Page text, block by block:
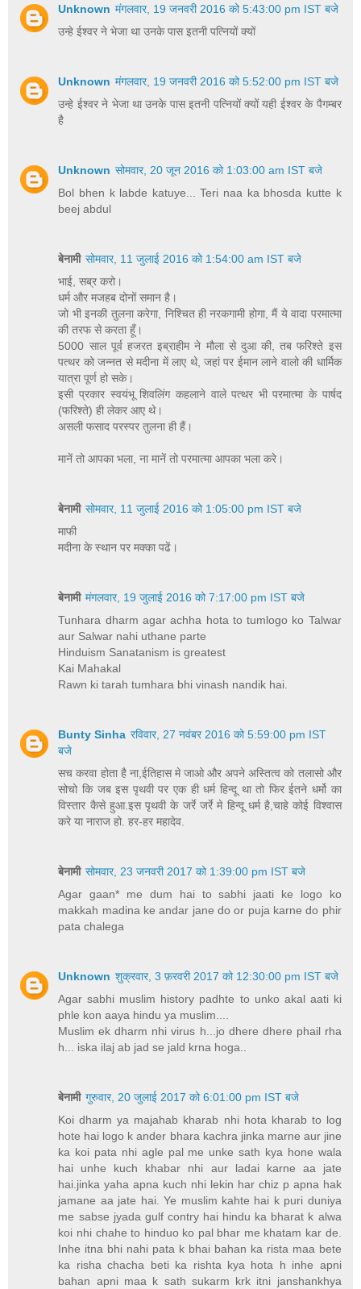
Unknown मंगलवार, 19 जनवरी 2016 को 5:43:00 pm IST बजे
उन्हे ईश्वर ने भेजा था उनके पास इतनी पत्नियों क्यों
Unknown मंगलवार, 19 जनवरी 2016 को 5:52:00 pm IST बजे
उन्हे ईश्वर ने भेजा था उनके पास इतनी पत्नियों क्यों यही ईश्वर के पैगम्बर
है
Unknown सोमवार, 20 जून 2016 को 1:03:00 am IST बजे
Bol bhen k labde katuye... Teri naa ka bhosda kutte k
beej abdul
बेनामी सोमवार, 11 जुलाई 2016 को 1:54:00 am IST बजे
भाई, सब्र करो।
धर्म और मजहब दोनों समान है।
जो भी इनकी तुलना करेगा, निश्चित ही नरकगामी होगा, मैं ये वादा परमात्मा
की तरफ से करता हूँ।
5000 साल पूर्व हजरत इब्राहीम ने मौला से दुआ की, तब फरिश्ते इस
पत्थर को जन्नत से मदीना में लाए थे, जहां पर ईमान लाने वालो की धार्मिक
यात्रा पूर्ण हो सके।
इसी प्रकार स्वयंभू शिवलिंग कहलाने वाले पत्थर भी परमात्मा के पार्षद
(फरिश्ते) ही लेकर आए थे।
असली फसाद परस्पर तुलना ही हैं।
मानें तो आपका भला, ना मानें तो परमात्मा आपका भला करे।
बेनामी सोमवार, 11 जुलाई 2016 को 1:05:00 pm IST बजे
माफी
मदीना के स्थान पर मक्का पढें।
बेनामी मंगलवार, 19 जुलाई 2016 को 7:17:00 pm IST बजे
Tunhara dharm agar achha hota to tumlogo ko Talwar
aur Salwar nahi uthane parte
Hinduism Sanatanism is greatest
Kai Mahakal
Rawn ki tarah tumhara bhi vinash nandik hai.
Bunty Sinha रविवार, 27 नवंबर 2016 को 5:59:00 pm IST
बजे
सच करवा होता है ना,ईतिहास मे जाओ और अपने अस्तित्व को तलासो और
सोचो कि जब इस पृथवी पर एक ही धर्म हिन्दू था तो फिर ईतने धर्मो का
विस्तार कैसे हुआ.इस पृथवी के जर्रे जर्रे मे हिन्दू धर्म है,चाहे कोई विश्वास
करे या नाराज हो. हर-हर महादेव.
बेनामी सोमवार, 23 जनवरी 2017 को 1:39:00 pm IST बजे
Agar gaan* me dum hai to sabhi jaati ke logo ko
makkah madina ke andar jane do or puja karne do phir
pata chalega
Unknown शुक्रवार, 3 फ़रवरी 2017 को 12:30:00 pm IST बजे
Agar sabhi muslim history padhte to unko akal aati ki
phle kon aaya hindu ya muslim....
Muslim ek dharm nhi virus h...jo dhere dhere phail rha
h... iska ilaj ab jad se jald krna hoga..
बेनामी गुरुवार, 20 जुलाई 2017 को 6:01:00 pm IST बजे
Koi dharm ya majahab kharab nhi hota kharab to log
hote hai logo k ander bhara kachra jinka marne aur jine
ka koi pata nhi agle pal me unke sath kya hone wala
hai unhe kuch khabar nhi aur ladai karne aa jate
hai.jinka yaha apna kuch nhi lekin har chiz p apna hak
jamane aa jate hai. Ye muslim kahte hai k puri duniya
me sabse jyada gulf contry hai hindu ka bharat k alwa
koi nhi chahe to hinduo ko pal bhar me khatam kar de.
Inhe itna bhi nahi pata k bhai bahan ka rista maa bete
ka risha chacha beti ka rishta kya hota h inhe apni
bahan apni maa k sath sukarm krk itni janshankhya